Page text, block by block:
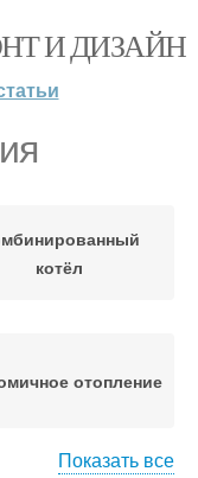
И ДИЗАЙН
котёл
отопление
Показать все